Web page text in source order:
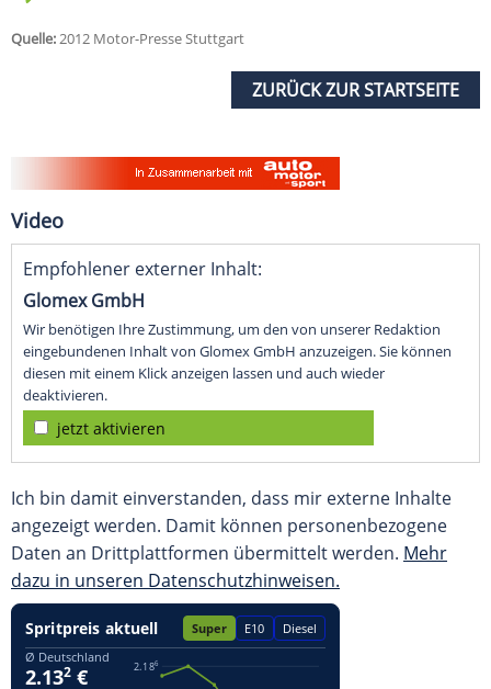
Quelle:2012 Motor-Presse Stuttgart
ZURÜCK ZUR STARTSEITE
Video
Empfohlener externer Inhalt:
Glomex GmbH
Wir benötigen Ihre Zustimmung, um den von unserer Redaktion
eingebundenen Inhalt von Glomex GmbH anzuzeigen. Sie können
diesen mit einem Klick anzeigen lassen und auch wieder
deaktivieren.
jetzt aktivieren
Ich bin damit einverstanden, dass mir externe Inhalte
angezeigt werden. Damit können personenbezogene
Daten an Drittplattformen übermittelt werden. Mehr
dazu in unseren Datenschutzhinweisen.